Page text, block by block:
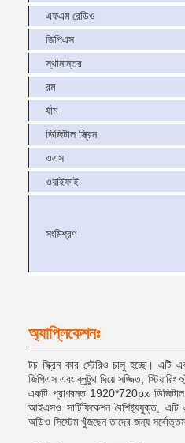
এফএম রেডিও
জিপিএস
স্থানান্তর
রম
র্যাম
ডিজিটাল স্ক্রিন
ওএস
ওয়াইফাই
সংমিশ্রণ
অ্যাপ্লিকেশনঃ
টচ স্ক্রিন কার স্টেরিও চালু হচ্ছে। এটি
জিপিএস এবং ব্লুটুথ দিয়ে সজ্জিত, স্টিয়ারিং
একটি প্রাণবন্ত 1920*720px ডিজিটাল
আইএসও সার্টিফিকেশন বৈশিষ্ট্যযুক্ত, এটি
অডিও সিস্টেম খুঁজছেন তাদের জন্য